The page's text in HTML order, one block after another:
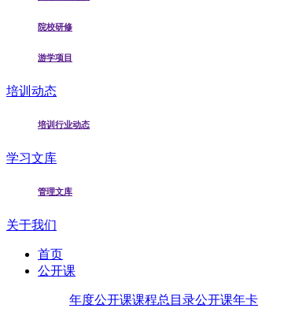
院校研修
游学项目
培训动态
培训行业动态
学习文库
管理文库
关于我们
首页
公开课
年度公开课课程总目录公开课年卡